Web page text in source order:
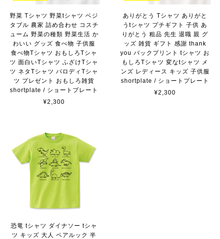
野菜 Tシャツ 野菜tシャツ ベジ
タブル 農家 詰め合わせ コスチ
ューム 野菜の種類 野菜生活 か
わいい グッズ 食べ物 子供服
食べ物Tシャツ おもしろTシャ
ツ 面白いTシャツ ふざけTシャ
ツ ネタTシャツ パロディTシャ
ツ プレゼント おもしろ雑貨
shortplate / ショートプレート
¥2,300
ありがとう Tシャツ ありがと
うtシャツ プチギフト 子供 あ
りがとう 粗品 先生 退職 親 グ
ッズ 雑貨 ギフト 感謝 thank
you バックプリント tシャツ お
もしろTシャツ 変なtシャツ メ
ンズ レディース キッズ 子供服
shortplate / ショートプレート
¥2,300
恐竜 tシャツ ダイナソー tシャ
ツ キッズ 大人 ペアルック 半